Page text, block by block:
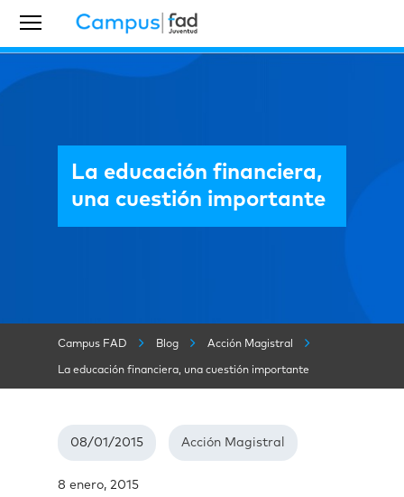
La educación financiera,
una cuestión importante
Campus FAD Blog Acción Magistral
La educación financiera, una cuestión importante
08/01/2015 Acción Magistral
8 enero, 2015